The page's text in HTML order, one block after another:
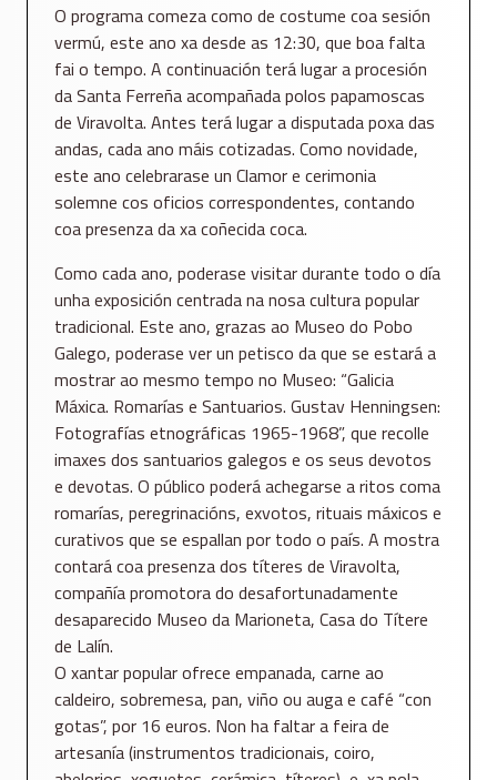
O programa comeza como de costume coa sesión
vermú, este ano xa desde as 12:30, que boa falta
fai o tempo. A continuación terá lugar a procesión
da Santa Ferreña acompañada polos papamoscas
de Viravolta. Antes terá lugar a disputada poxa das
andas, cada ano máis cotizadas. Como novidade,
este ano celebrarase un Clamor e cerimonia
solemne cos oficios correspondentes, contando
coa presenza da xa coñecida coca.
Como cada ano, poderase visitar durante todo o día
unha exposición centrada na nosa cultura popular
tradicional. Este ano, grazas ao Museo do Pobo
Galego, poderase ver un petisco da que se estará a
mostrar ao mesmo tempo no Museo: “Galicia
Máxica. Romarías e Santuarios. Gustav Henningsen:
Fotografías etnográficas 1965-1968”, que recolle
imaxes dos santuarios galegos e os seus devotos
e devotas. O público poderá achegarse a ritos coma
romarías, peregrinacións, exvotos, rituais máxicos e
curativos que se espallan por todo o país. A mostra
contará coa presenza dos títeres de Viravolta,
compañía promotora do desafortunadamente
desaparecido Museo da Marioneta, Casa do Títere
de Lalín.
O xantar popular ofrece empanada, carne ao
caldeiro, sobremesa, pan, viño ou auga e café “con
gotas”, por 16 euros. Non ha faltar a feira de
artesanía (instrumentos tradicionais, coiro,